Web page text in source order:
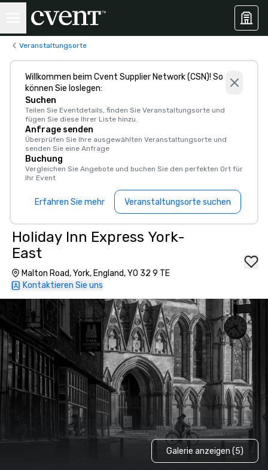
Veranstaltungsorte
Willkommen beim Cvent Supplier Network (CSN)! So
können Sie loslegen:
Suchen
Teilen Sie Eventdetails, finden Sie Veranstaltungsorte und
fügen Sie diese Ihrer Liste hinzu.
Anfrage senden
Überprüfen Sie Ihre ausgewählten Veranstaltungsorte und
senden Sie eine Anfrage
Buchung
Vergleichen Sie Angebote und buchen Sie den perfekten Ort für
Ihr Event
Erfahren Sie mehr Veranstaltungsorte suchen
Holiday Inn Express York-
East
Malton Road, York, England, YO 32 9 TE
Kontaktieren Sie uns
Galerie anzeigen (5)